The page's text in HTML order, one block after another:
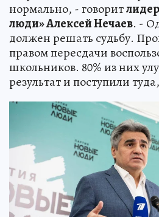
нормально, - говорит
люди» Алексей Нечаев. -
должен решать судьбу.
правом пересдачи
школьников. 80% из них
результат и поступили